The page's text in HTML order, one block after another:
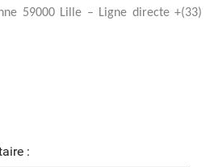
59000 Lille – Ligne directe +(33)
: